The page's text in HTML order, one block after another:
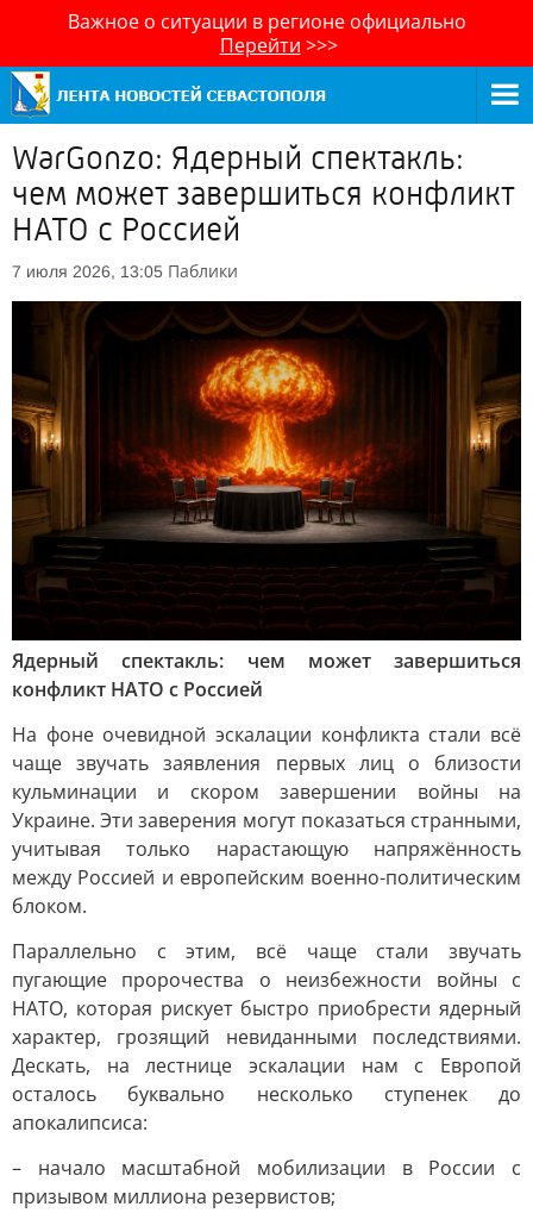
Важное о ситуации в регионе официально
Перейти >>>
WarGonzo: Ядерный спектакль:
чем может завершиться конфликт
НАТО с Россией
7 июля 2026, 13:05 Паблики
Ядерный спектакль: чем может завершиться
конфликт НАТО с Россией
На фоне очевидной эскалации конфликта стали всё
чаще звучать заявления первых лиц о близости
кульминации и скором завершении войны на
Украине. Эти заверения могут показаться странными,
учитывая только нарастающую напряжённость
между Россией и европейским военно-политическим
блоком.
Параллельно с этим, всё чаще стали звучать
пугающие пророчества о неизбежности войны с
НАТО, которая рискует быстро приобрести ядерный
характер, грозящий невиданными последствиями.
Дескать, на лестнице эскалации нам с Европой
осталось буквально несколько ступенек до
апокалипсиса:
– начало масштабной мобилизации в России с
призывом миллиона резервистов;